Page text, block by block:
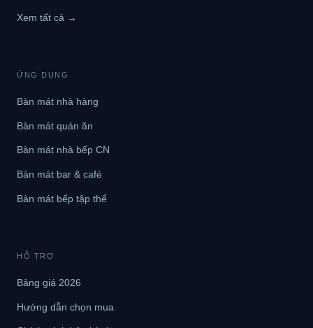
Xem tất cả →
ỨNG DỤNG
Bàn mát nhà hàng
Bàn mát quán ăn
Bàn mát nhà bếp CN
Bàn mát bar & café
Bàn mát bếp tập thể
HỖ TRỢ
Bảng giá 2026
Hướng dẫn chọn mua